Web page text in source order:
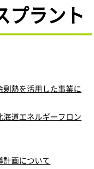
プラント
熱を活用した事業に
道エネルギーフロン
画について